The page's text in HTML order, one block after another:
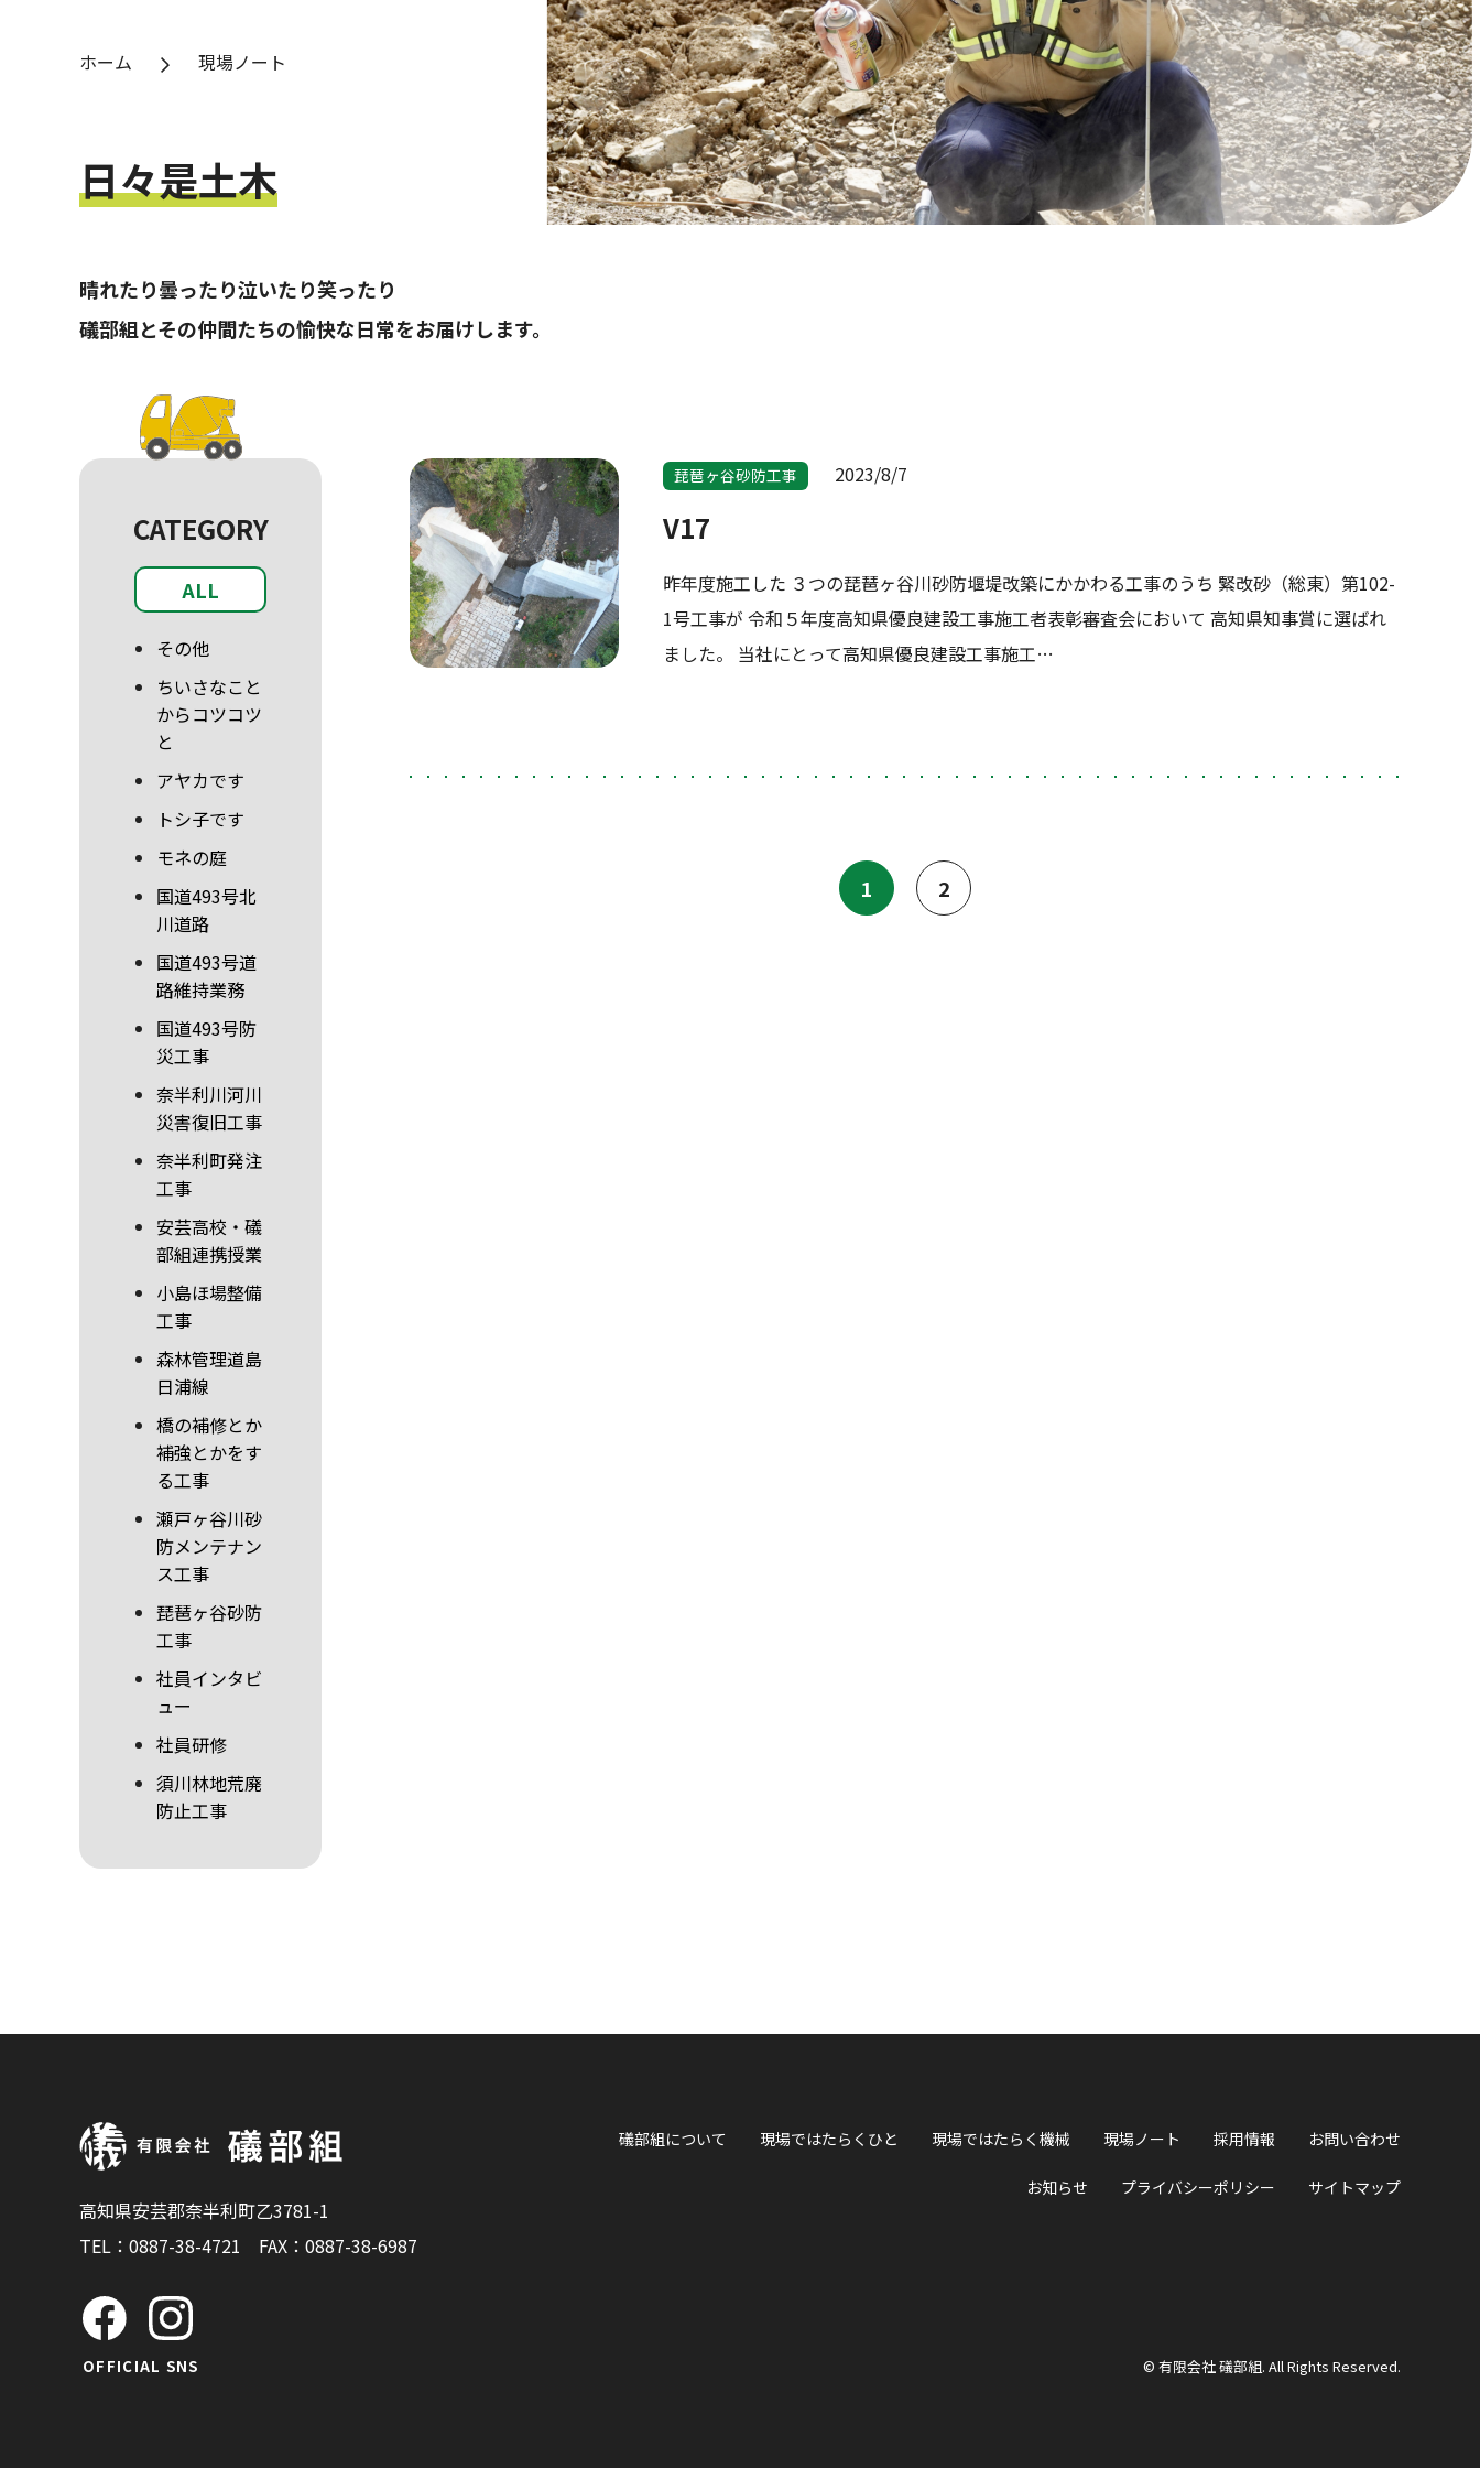
ホーム 現場ノート
日々是土木
晴れたり曇ったり泣いたり笑ったり
礒部組とその仲間たちの愉快な日常をお届けします。
CATEGORY
ALL
その他
ちいさなこと
からコツコツ
と
アヤカです
トシ子です
モネの庭
国道493号北
川道路
国道493号道
路維持業務
国道493号防
災工事
奈半利川河川
災害復旧工事
奈半利町発注
工事
安芸高校・礒
部組連携授業
小島ほ場整備
工事
森林管理道島
日浦線
橋の補修とか
補強とかをす
る工事
瀬戸ヶ谷川砂
防メンテナン
ス工事
琵琶ヶ谷砂防
工事
社員インタビ
ュー
社員研修
須川林地荒廃
防止工事
琵琶ヶ谷砂防工事 2023/8/7
V17
昨年度施工した ３つの琵琶ヶ谷川砂防堰堤改築にかかわる工事のうち 緊改砂（総東）第102-
1号工事が 令和５年度高知県優良建設工事施工者表彰審査会において 高知県知事賞に選ばれ
ました。 当社にとって高知県優良建設工事施工…
1 2
高知県安芸郡奈半利町乙3781-1
TEL： 0887-38-4721 FAX：0887-38-6987
OFFICIAL SNS
礒部組について 現場ではたらくひと 現場ではたらく機械 現場ノート 採用情報 お問い合わせ
お知らせ プライバシーポリシー サイトマップ
© 有限会社 礒部組. All Rights Reserved.